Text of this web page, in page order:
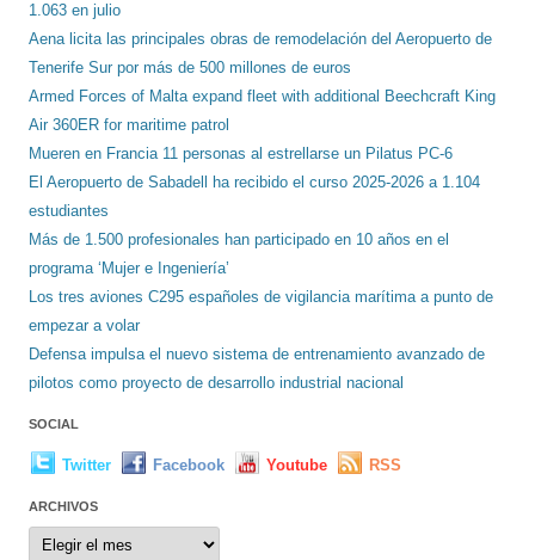
1.063 en julio
Aena licita las principales obras de remodelación del Aeropuerto de
Tenerife Sur por más de 500 millones de euros
Armed Forces of Malta expand fleet with additional Beechcraft King
Air 360ER for maritime patrol
Mueren en Francia 11 personas al estrellarse un Pilatus PC-6
El Aeropuerto de Sabadell ha recibido el curso 2025-2026 a 1.104
estudiantes
Más de 1.500 profesionales han participado en 10 años en el
programa ‘Mujer e Ingeniería’
Los tres aviones C295 españoles de vigilancia marítima a punto de
empezar a volar
Defensa impulsa el nuevo sistema de entrenamiento avanzado de
pilotos como proyecto de desarrollo industrial nacional
SOCIAL
Twitter Facebook Youtube RSS
ARCHIVOS
Archivos